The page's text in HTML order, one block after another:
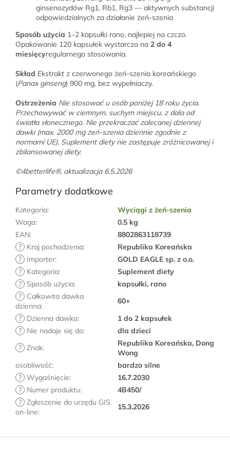
ginsenozydów Rg1, Rb1, Rg3 — aktywnych substancji
odpowiedzialnych za działanie żeń-szenia
Sposób użycia 1–2 kapsułki rano, najlepiej na czczo.
Opakowanie 120 kapsułek wystarcza na 2 do 4
miesięcyregularnego stosowania.
Skład Ekstrakt z czerwonego żeń-szenia koreańskiego
(Panax ginseng) 900 mg, bez wypełniaczy.
Ostrzeżenia Nie stosować u osób poniżej 18 roku życia.
Przechowywać w ciemnym, suchym miejscu, z dala od
światła słonecznego. Nie przekraczać zalecanej dziennej
dawki (max. 2000 mg żeń-szenia dziennie zgodnie z
normami UE). Suplement diety nie zastępuje zróżnicowanej i
zbilansowanej diety.
©4betterlife®, aktualizacja 6.5.2026
Parametry dodatkowe
Kategoria:
Wyciągi z żeń-szenia
Waga:
0.5 kg
EAN:
8802863118739
?
Kraj pochodzenia:
Republika Koreańska
?
Importer:
GOLD EAGLE sp. z o.o.
?
Kategoria:
Suplement diety
?
Sposób użycia:
kapsułki, rano
?
Całkowita dawka
dzienna:
60+
?
Dzienna dawka:
1 do 2 kapsułek
?
Nie nadaje się do:
dla dzieci
? Znak:
Republika Koreańska, Dong
Wong
osobliwość:
bardzo silne
? Wygaśnięcie:
16.7.2030
?
Numer produktu:
4B450/
? Zgłoszenie do urzędu GIS
on-line:
15.3.2026
S